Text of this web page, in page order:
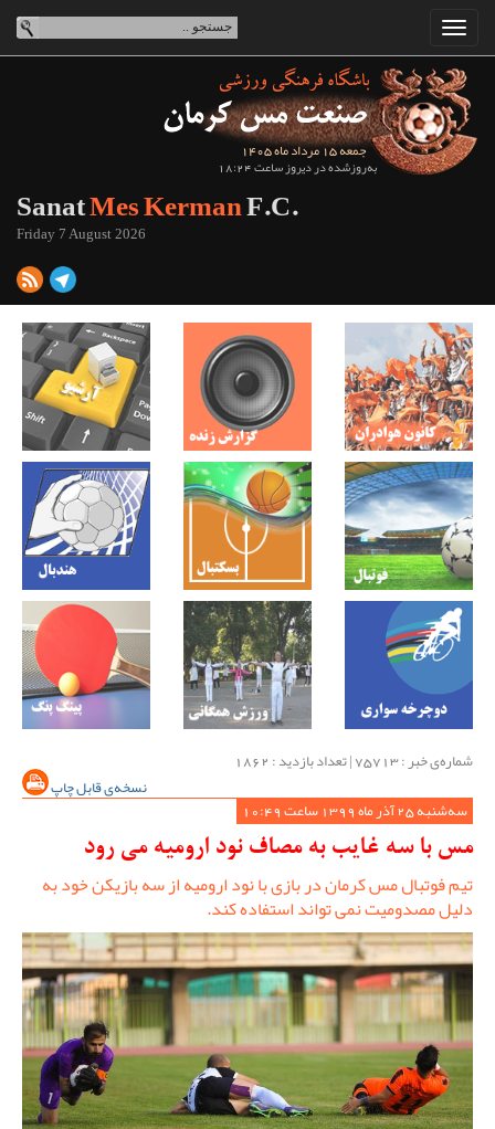
جمعه 15 مرداد ماه 1405
به‌روزشده در دیروز ساعت 18:24
SanatMes KermanF.C.
Friday 7 August 2026
شماره‌ی خبر : ‌75713 | تعداد بازدید : 1862
نسخه‌ی قابل چاپ
سه‌شنبه 25 آذر ماه 1399 ساعت 10:49
مس با سه غایب به مصاف نود ارومیه می رود
تیم فوتبال مس کرمان در بازی با نود ارومیه از سه بازیکن خود به
دلیل مصدومیت نمی تواند استفاده کند.